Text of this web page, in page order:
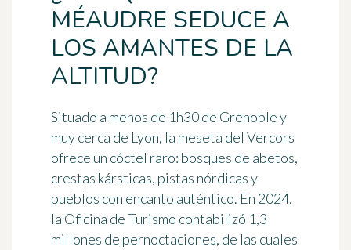
MÉAUDRE SEDUCE A
LOS AMANTES DE LA
ALTITUD?
Situado a menos de 1h30 de Grenoble y
muy cerca de Lyon, la meseta del Vercors
ofrece un cóctel raro: bosques de abetos,
crestas kársticas, pistas nórdicas y
pueblos con encanto auténtico. En 2024,
la Oficina de Turismo contabilizó 1,3
millones de pernoctaciones, de las cuales